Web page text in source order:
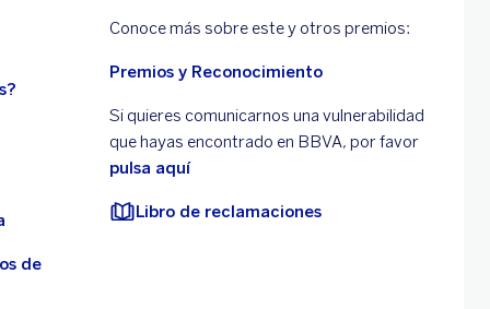
de
Conoce más sobre este y otros premios:
Premios y Reconocimiento
Si quieres comunicarnos una vulnerabilidad
que hayas encontrado en BBVA, por favor
pulsa aquí
Libro de reclamaciones